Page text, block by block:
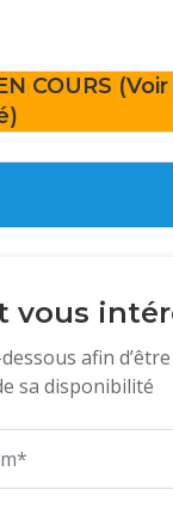
COURS
vous
afin
sa disponibilité